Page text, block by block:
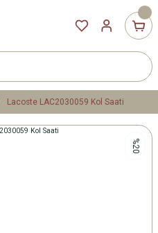
Lacoste LAC2030059 Kol Saati
%20